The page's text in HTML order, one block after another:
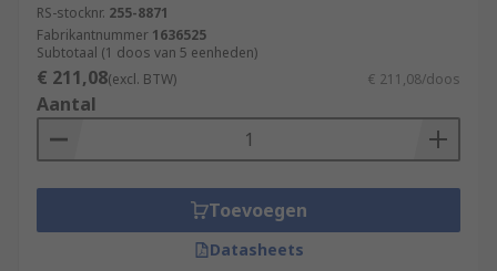
RS-stocknr. 255-8871
Fabrikantnummer 1636525
Subtotaal (1 doos van 5 eenheden)
€ 211,08(excl. BTW) € 211,08/doos
Aantal
Toevoegen
Datasheets